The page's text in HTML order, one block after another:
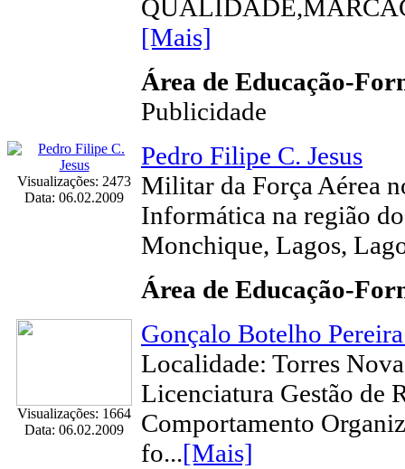
[Mais]
Área de Educação-
Publicidade
Visualizações: 2473
Data: 06.02.2009
Pedro Filipe C. Jesus
Militar da Força Aérea
Informática na região
Monchique, Lagos,
Área de Educação-
Visualizações: 1664
Data: 06.02.2009
Gonçalo Botelho
Localidade: Torres
Licenciatura Gestão de
Comportamento
fo...[Mais]